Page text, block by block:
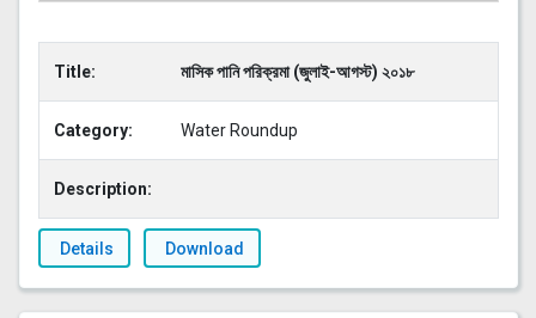
Title: মাসিক পানি পরিক্রমা (জুলাই-আগস্ট) ২০১৮
Category: Water Roundup
Description:
Details Download